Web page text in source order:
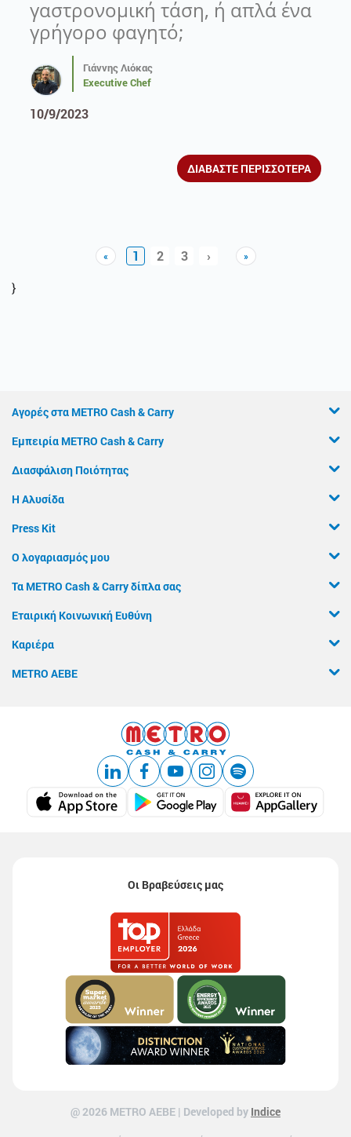
γαστρονομική τάση, ή απλά ένα
γρήγορο φαγητό;
Γιάννης Λιόκας
Executive Chef
10/9/2023
ΔΙΑΒΑΣΤΕ ΠΕΡΙΣΣΟΤΕΡΑ
«Previous
1 2 3 ›Next »Next
}
Αγορές στα METRO Cash & Carry
Εμπειρία METRO Cash & Carry
Διασφάλιση Ποιότητας
Η Αλυσίδα
Press Kit
Ο λογαριασμός μου
Τα METRO Cash & Carry δίπλα σας
Εταιρική Κοινωνική Ευθύνη
Καριέρα
METRO ΑΕΒΕ
Οι Βραβεύσεις μας
@ 2026 ΜETRO AEBE | Developed by Indice